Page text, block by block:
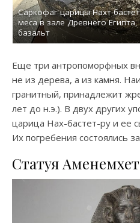
Саркофаг царицы Нахт-
меса в зале Древнего
базальт
Еще три антропоморфных
не из дерева, а из камня.
гранитный, принадлежит
лет до н.э.). В двух других
царица Нах-бастет-ру и ее
Их погребения состоялись
Статуя